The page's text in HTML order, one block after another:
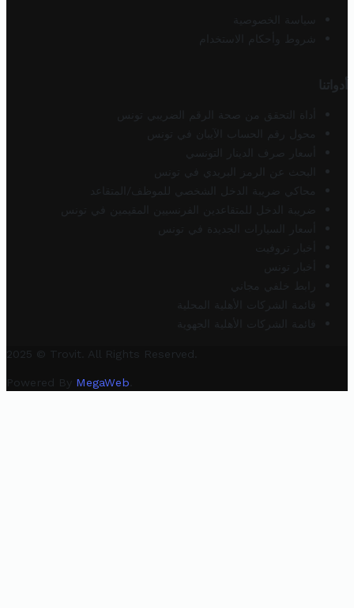
سياسة الخصوصية
شروط وأحكام الاستخدام
أدواتنا
أداة التحقق من صحة الرقم الضريبي تونس
محول رقم الحساب الآيبان في تونس
أسعار صرف الدينار التونسي
البحث عن الرمز البريدي في تونس
محاكي ضريبة الدخل الشخصي للموظف/المتقاعد
ضريبة الدخل للمتقاعدين الفرنسيين المقيمين في تونس
أسعار السيارات الجديدة في تونس
أخبار تروفيت
أخبار تونس
رابط خلفي مجاني
قائمة الشركات الأهلية المحلية
قائمة الشركات الأهلية الجهوية
2025 © Trovit. All Rights Reserved.
Powered By MegaWeb